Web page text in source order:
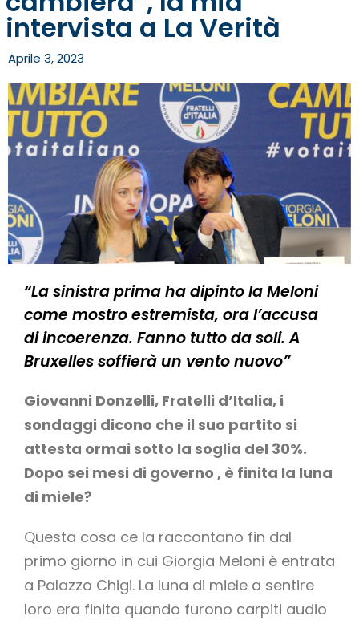
intervista a La Verità
Aprile 3, 2023
“La sinistra prima ha dipinto la Meloni
come mostro estremista, ora l’accusa
di incoerenza. Fanno tutto da soli. A
Bruxelles soffierà un vento nuovo”
Giovanni Donzelli, Fratelli d’Italia, i
sondaggi dicono che il suo partito si
attesta ormai sotto la soglia del 30%.
Dopo sei mesi di governo , è finita la luna
di miele?
Questa cosa ce la raccontano fin dal
primo giorno in cui Giorgia Meloni è entrata
a Palazzo Chigi. La luna di miele a sentire
loro era finita quando furono carpiti audio